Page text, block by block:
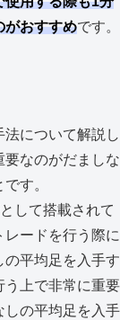
がおすすめです。
について解説し
要なのがだましな
す。
して搭載されて
ードを行う際に
平均足を入手す
う上で非常に重要
しの平均足を入手